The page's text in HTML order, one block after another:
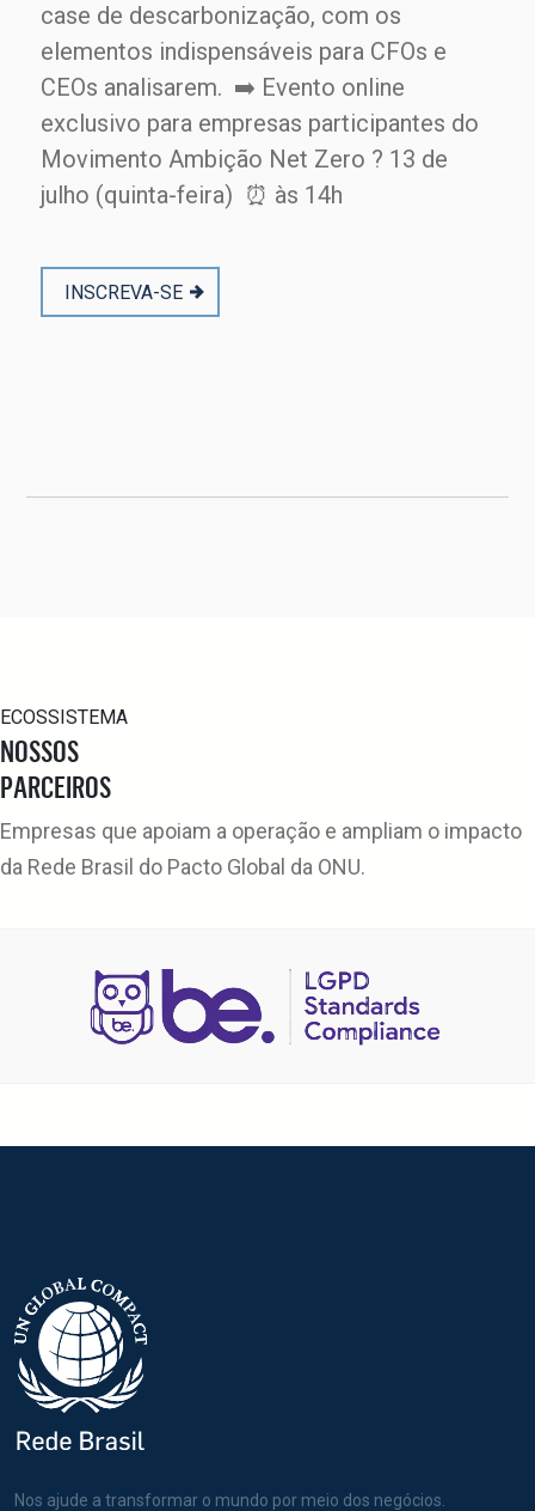
case de descarbonização, com os
elementos indispensáveis para CFOs e
CEOs analisarem. ➡️ Evento online
exclusivo para empresas participantes do
Movimento Ambição Net Zero ? 13 de
julho (quinta-feira) ⏰ às 14h
INSCREVA-SE
ECOSSISTEMA
NOSSOS
PARCEIROS
Empresas que apoiam a operação e ampliam o impacto
da Rede Brasil do Pacto Global da ONU.
Nos ajude a transformar o mundo por meio dos negócios.